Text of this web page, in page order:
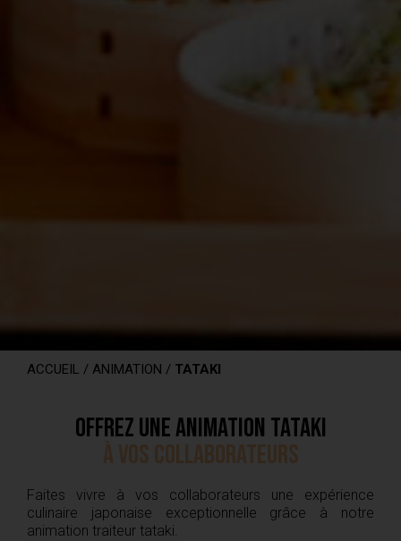
ACCUEIL / ANIMATION / TATAKI
OFFREZ UNE ANIMATION TATAKI
À VOS COLLABORATEURS
Faites vivre à vos collaborateurs une expérience
culinaire japonaise exceptionnelle grâce à notre
animation traiteur tataki.